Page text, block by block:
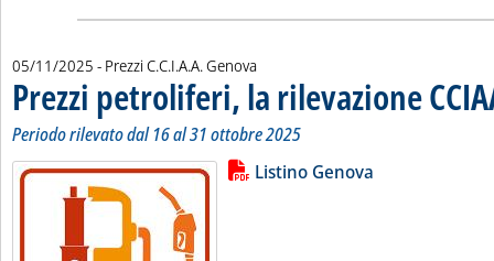
05/11/2025 - Prezzi C.C.I.A.A. Genova
Prezzi petroliferi, la rilevazione
Periodo rilevato dal 16 al 31 ottobre 2025
Leggi tutta la notizia: 'Prezzi
Lista allegati PDF alla notiziaListino Genova